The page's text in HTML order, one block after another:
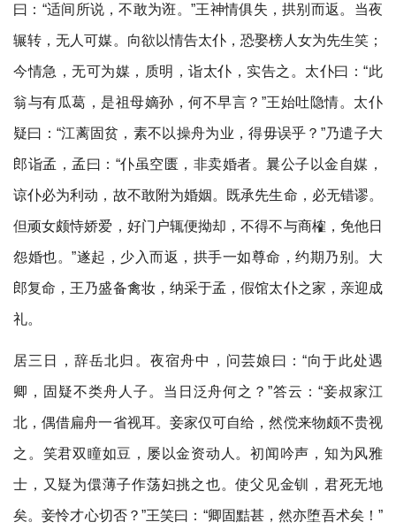
曰：“适间所说，不敢为诳。”王神情俱失，拱别而返。当夜
辗转，无人可媒。向欲以情告太仆，恐娶榜人女为先生笑；
今情急，无可为媒，质明，诣太仆，实告之。太仆曰：“此
翁与有瓜葛，是祖母嫡孙，何不早言？”王始吐隐情。太仆
疑曰：“江蓠固贫，素不以操舟为业，得毋误乎？”乃遣子大
郎诣孟，孟曰：“仆虽空匮，非卖婚者。曩公子以金自媒，
谅仆必为利动，故不敢附为婚姻。既承先生命，必无错谬。
但顽女颇恃娇爱，好门户辄便拗却，不得不与商榷，免他日
怨婚也。”遂起，少入而返，拱手一如尊命，约期乃别。大
郎复命，王乃盛备禽妆，纳采于孟，假馆太仆之家，亲迎成
礼。
居三日，辞岳北归。夜宿舟中，问芸娘曰：“向于此处遇
卿，固疑不类舟人子。当日泛舟何之？”答云：“妾叔家江
北，偶借扁舟一省视耳。妾家仅可自给，然傥来物颇不贵视
之。笑君双瞳如豆，屡以金资动人。初闻吟声，知为风雅
士，又疑为儇薄子作荡妇挑之也。使父见金钏，君死无地
矣。妾怜才心切否？”王笑曰：“卿固黠甚，然亦堕吾术矣！”